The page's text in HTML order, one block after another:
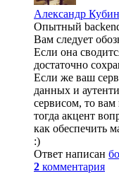
Александр
Опытный
Вам следует
Если она
достаточно
Если же ваш
данных и
сервисом, то
тогда акцент
как обеспечить
:)
Ответ написан
2 комментария